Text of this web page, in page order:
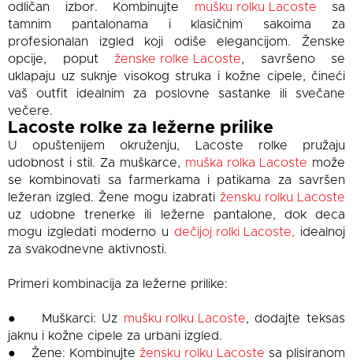
odličan izbor. Kombinujte mušku rolku Lacoste sa
tamnim pantalonama i klasičnim sakoima za
profesionalan izgled koji odiše elegancijom. Ženske
opcije, poput ženske rolke Lacoste, savršeno se
uklapaju uz suknje visokog struka i kožne cipele, čineći
vaš outfit idealnim za poslovne sastanke ili svečane
večere.
Lacoste rolke za ležerne prilike
U opuštenijem okruženju, Lacoste rolke pružaju
udobnost i stil. Za muškarce, muška rolka Lacoste može
se kombinovati sa farmerkama i patikama za savršen
ležeran izgled. Žene mogu izabrati žensku rolku Lacoste
uz udobne trenerke ili ležerne pantalone, dok deca
mogu izgledati moderno u dečijoj rolki Lacoste, idealnoj
za svakodnevne aktivnosti.
Primeri kombinacija za ležerne prilike:
● Muškarci: Uz mušku rolku Lacoste, dodajte teksas
jaknu i kožne cipele za urbani izgled.
● Žene: Kombinujte žensku rolku Lacoste sa plisiranom